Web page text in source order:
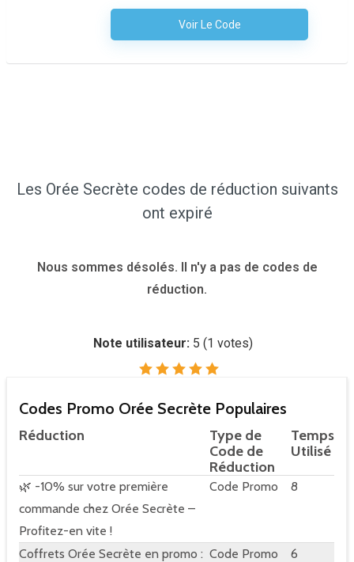
Voir Le Code
Aucun Code N'est Nécessaire
Les Orée Secrète codes de réduction suivants
ont expiré
Nous sommes désolés. Il n'y a pas de codes de
réduction.
Note utilisateur: 5 (1 votes)
Codes Promo Orée Secrète Populaires
Réduction
Type de
Code de
Réduction
Temps
Utilisé
🌿 -10% sur votre première
commande chez Orée Secrète –
Profitez-en vite !
Code Promo 8
Coffrets Orée Secrète en promo : Code Promo 6